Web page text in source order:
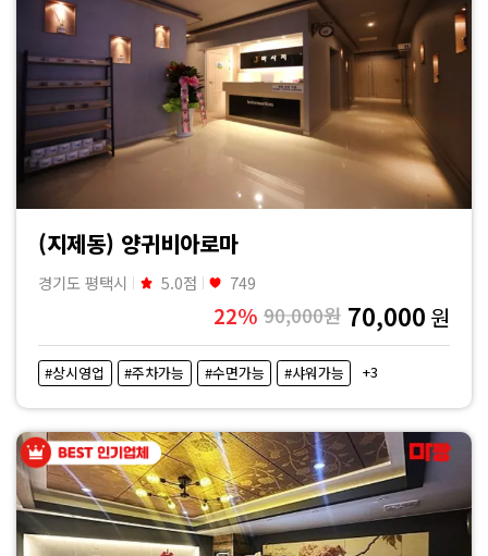
(지제동) 양귀비아로마
경기도 평택시 5.0점 749
22% 90,000원 70,000 원
#상시영업 #주차가능 #수면가능 #샤워가능 +3